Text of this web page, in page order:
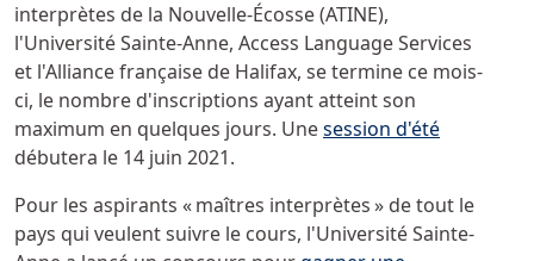
interprètes de la Nouvelle-Écosse (ATINE),
l'Université Sainte-Anne, Access Language Services
et l'Alliance française de Halifax, se termine ce mois-
ci, le nombre d'inscriptions ayant atteint son
maximum en quelques jours. Unesession d'été
débutera le 14 juin 2021.
Pour les aspirants « maîtres interprètes » de tout le
pays qui veulent suivre le cours, l'Université Sainte-